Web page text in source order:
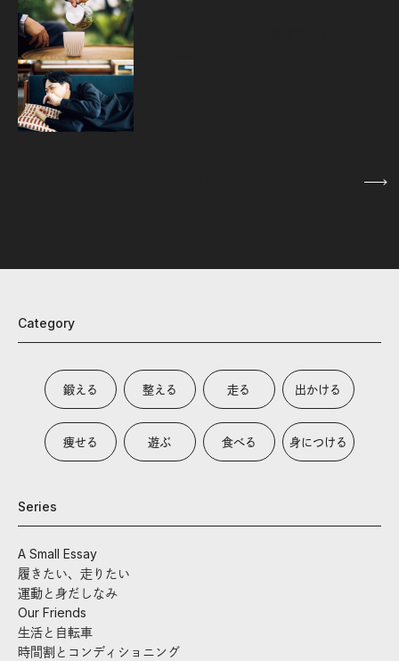
Category
鍛える 整える 走る 出かける
痩せる 遊ぶ 食べる 身につける
Series
A Small Essay
履きたい、走りたい
運動と身だしなみ
Our Friends
生活と自転車
時間割とコンディショニング